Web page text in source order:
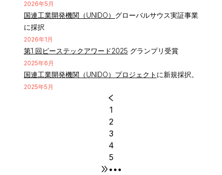
2026年5月
国連工業開発機関（UNIDO） グローバルサウス実証事業
に採択
2026年1月
第1 回ピーステックアワード2025 グランプリ受賞
2025年6月
国連工業開発機関（UNIDO）プロジェクト に新規採択。
2025年5月
1
2
3
4
5
•••